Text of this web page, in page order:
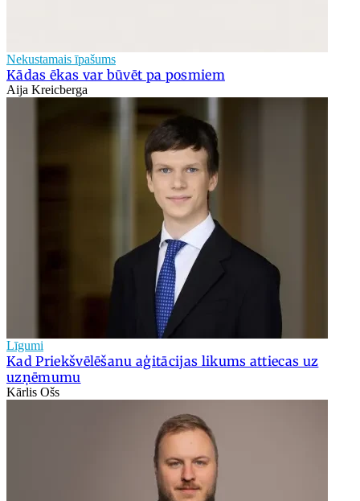
Nekustamais īpašums
Kādas ēkas var būvēt pa posmiem
Aija Kreicberga
Līgumi
Kad Priekšvēlēšanu aģitācijas likums attiecas uz
uzņēmumu
Kārlis Ošs